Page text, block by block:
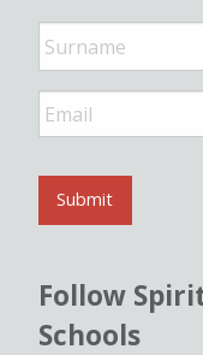
*
E
m
i
*
Submit
Follow
Schools